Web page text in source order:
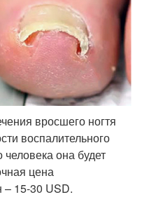
вросшего ногтя
воспалительного
она будет
цена
– 15-30 USD.